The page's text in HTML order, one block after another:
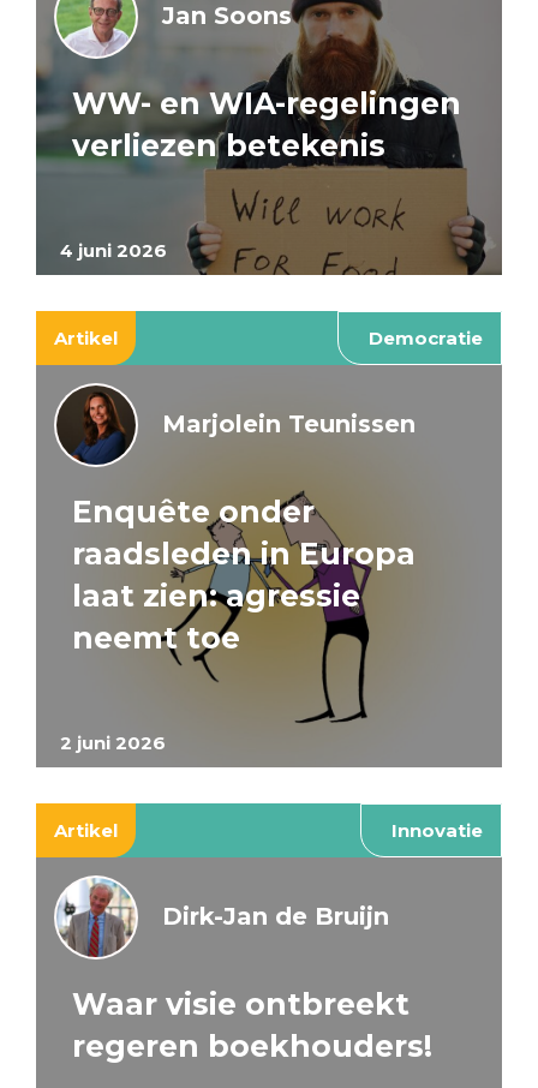
4 juni 2026
Jan Soons
WW- en WIA-regelingen
verliezen betekenis
Artikel Democratie
2 juni 2026
Marjolein Teunissen
Enquête onder
raadsleden in Europa
laat zien: agressie
neemt toe
Artikel Innovatie
Dirk-Jan de Bruijn
Waar visie ontbreekt
regeren boekhouders!